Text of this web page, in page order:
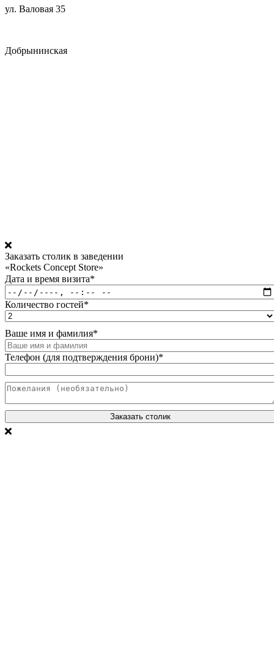
ул. Валовая 35
Добрынинская
Заказать столик в заведении
«Rockets Concept Store»
Дата и время визита*
Количество гостей*
Ваше имя и фамилия*
Телефон (для подтверждения брони)*
Заказать столик